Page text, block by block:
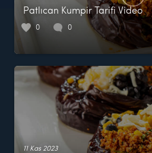
Patlıcan Kumpir Tarifi Video
0 0
11 Kas 2023